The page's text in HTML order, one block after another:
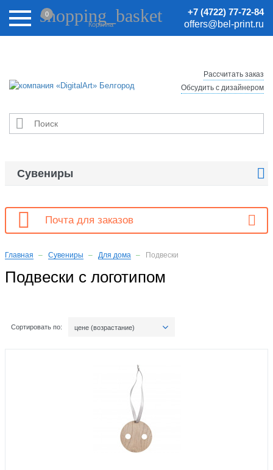
Внимание! Цены на сайте могут быть неактуальными.
Актуальные цены уточняйте у менеджеров.
+7 (4722) 77-72-84
offers@bel-print.ru
shopping_basket
Корзина
0

Рассчитать заказ
Обсудить с дизайнером
Сувениры 
 Почта для заказов
Главная Сувениры Для дома Подвески
Подвески с логотипом
Сортировать по: цене (возрастание)